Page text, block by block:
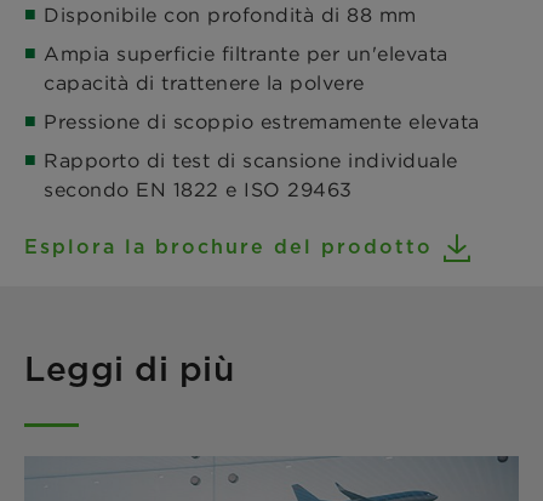
Disponibile con profondità di 88 mm
Ampia superficie filtrante per un'elevata
capacità di trattenere la polvere
Pressione di scoppio estremamente elevata
Rapporto di test di scansione individuale
secondo EN 1822 e ISO 29463
Esplora la brochure del prodotto
Leggi di più